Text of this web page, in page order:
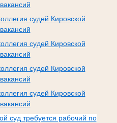
судей Кировской
судей Кировской
судей Кировской
судей Кировской
суд требуется рабочий по